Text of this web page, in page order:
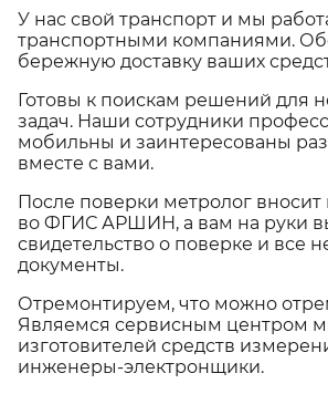
У нас свой транспорт и мы
транспортными компаниями.
бережную доставку ваших
Готовы к поискам решений для
задач. Наши сотрудники
мобильны и заинтересованы
вместе с вами.
После поверки метролог
во ФГИС АРШИН, а вам на руки
свидетельство о поверке и все
документы.
Отремонтируем, что можно
Являемся сервисным центром
изготовителей средств
инженеры-электронщики.